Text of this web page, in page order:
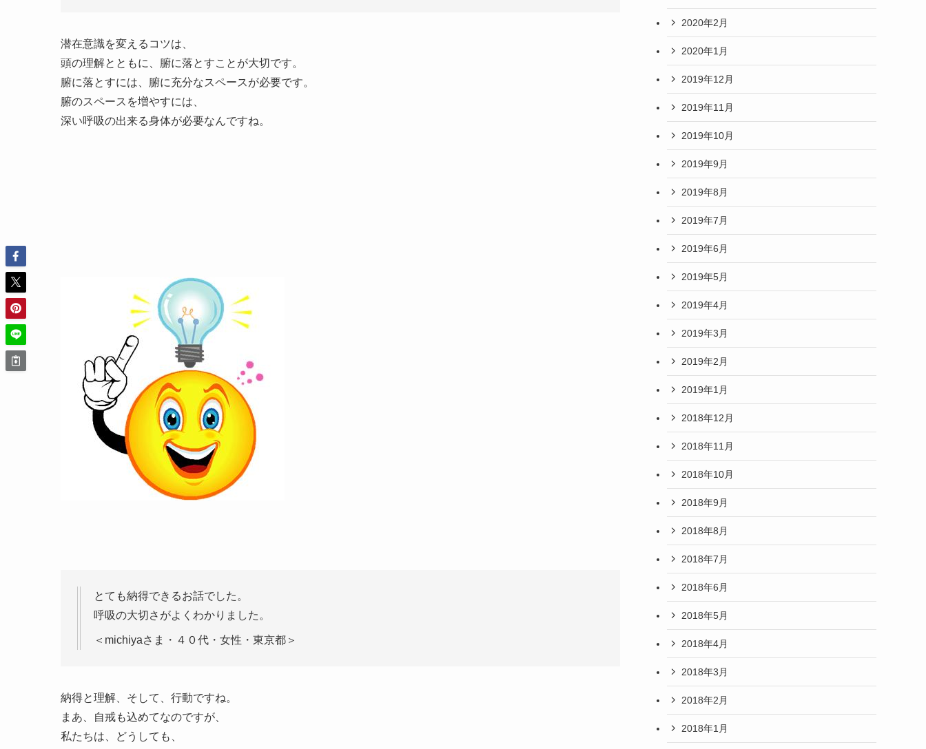
潜在意識を変えるコツは、
頭の理解とともに、腑に落とすことが大切です。
腑に落とすには、腑に充分なスペースが必要です。
腑のスペースを増やすには、
深い呼吸の出来る身体が必要なんですね。
とても納得できるお話でした。
呼吸の大切さがよくわかりました。
＜michiyaさま・４０代・女性・東京都＞
納得と理解、そして、行動ですね。
まあ、自戒も込めてなのですが、
私たちは、どうしても、
2020年2月
2020年1月
2019年12月
2019年11月
2019年10月
2019年9月
2019年8月
2019年7月
2019年6月
2019年5月
2019年4月
2019年3月
2019年2月
2019年1月
2018年12月
2018年11月
2018年10月
2018年9月
2018年8月
2018年7月
2018年6月
2018年5月
2018年4月
2018年3月
2018年2月
2018年1月